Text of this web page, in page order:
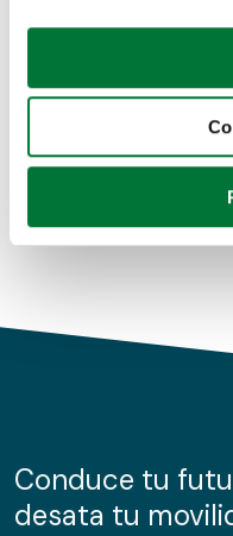
Si lo permite, también
Recopilar
Identificar su
para buscar
Obtenga más
de cookies.
información sobre el
nuestros partners de
Coches de segunda
Coches de km0
Conduce tu
desata tu